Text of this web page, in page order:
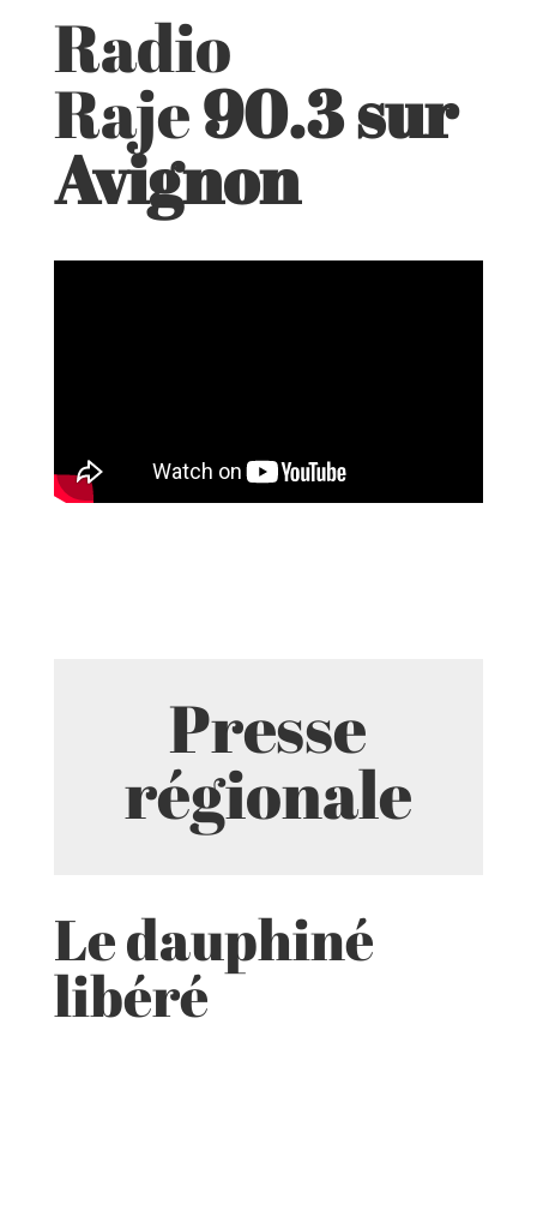
Radio
Raje90.3 sur
Avignon
Presse
régionale
Le dauphiné
libéré